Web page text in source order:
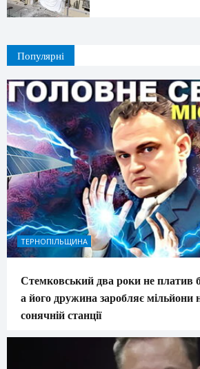
Популярні
ТЕРНОПІЛЬЩИНА
Стемковський два роки не платив
а його дружина заробляє мільйони
сонячній станції